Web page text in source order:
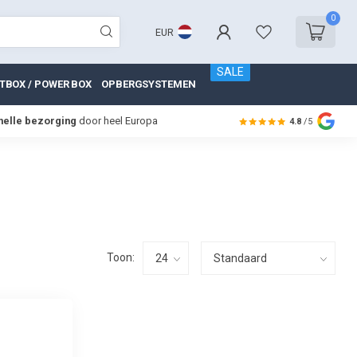
EUR
0
/ POWER BOX OPBERGSYSTEMEN
SALE
bezorging door heel Europa 4.8 /5
Toon: